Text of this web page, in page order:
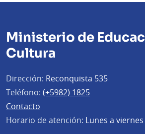
Ministerio de
Cultura
Dirección: Reconquista 535
Teléfono: (+5982) 1825
Contacto
Horario de atención: Lunes a